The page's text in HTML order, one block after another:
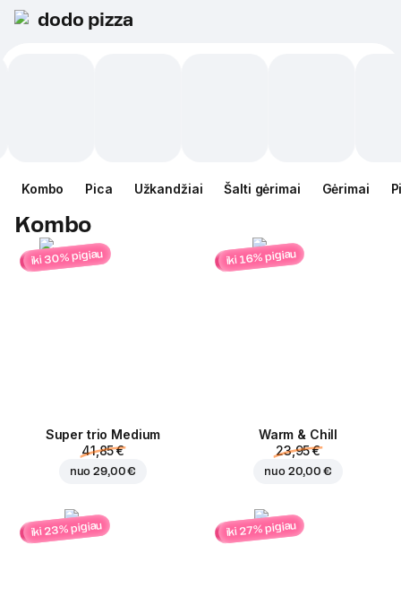
dodo pizza
Kombo Pica Užkandžiai Šalti gėrimai Gėrimai
Kombo
iki 30% pigiau
Super trio Medium
41,85 €
nuo29,00 €
iki 16% pigiau
Warm & Chill
23,95 €
nuo 20,00 €
iki 23% pigiau iki 27% pigiau